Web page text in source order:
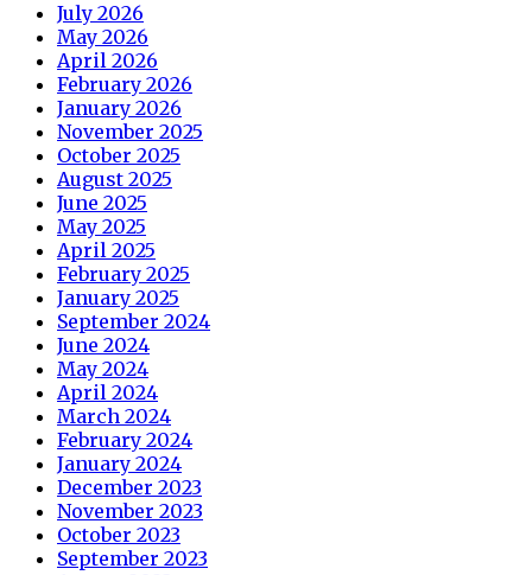
July 2026
May 2026
April 2026
February 2026
January 2026
November 2025
October 2025
August 2025
June 2025
May 2025
April 2025
February 2025
January 2025
September 2024
June 2024
May 2024
April 2024
March 2024
February 2024
January 2024
December 2023
November 2023
October 2023
September 2023